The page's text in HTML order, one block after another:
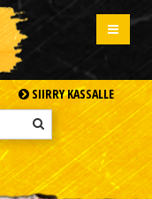
SIIRRY KASSALLE